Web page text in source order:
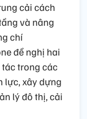
cải cách
và nâng
chí
đề nghị hai
trong các
lực, xây dựng
lý đô thị, cải